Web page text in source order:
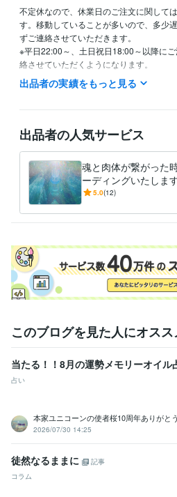
不定休なので、休業日のご注文に関して
す。移動していることが多いので、多少
ずご連絡させていただきます。
※平日22:00～、土日祝日18:00～以降に
資格・検定
マルセイユタロット 法王コース修了
センセーションカラーセラピー ティー
シータヒーリング ティーチャー（現在
トリコロールカラーセラピスト ティー
ライフパーパスアストロジー 取得年 :
生命の木と星のカウンセラー 取得年 :
カバラ入門 修了
占い ソウル・パーパス・ストーリー・
人生・魂の使命・適職
悩み相談・カウンセリング 遠隔心理リ
人間関係・人生
出品者の実績をもっと見る
出品者の人気サービス
魂と肉体が繋がった
ーディングいたしま
時間がわからない方
5.0(12)
このブログを見た人にオスス
当たる！！8月の運勢メモリーオイル
占い
本家ユニコーンの使者桜10周年ありがとう
2026/07/30 14:25
徒然なるままに
記事
コラム